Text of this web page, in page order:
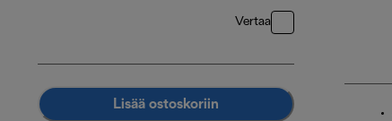
Vertaa
Lisää ostoskoriin